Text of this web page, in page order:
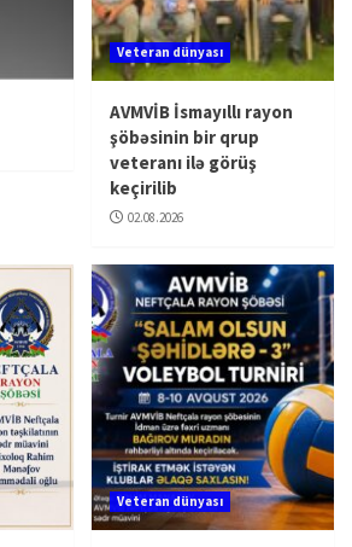
Veteran dünyası
AVMVİB İsmayıllı rayon
şöbəsinin bir qrup
veteranı ilə görüş
keçirilib
02.08.2026
Veteran dünyası